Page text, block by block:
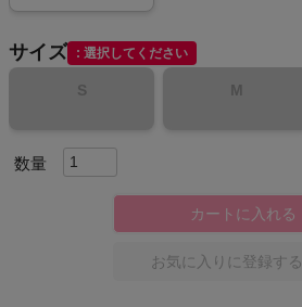
メンズスポーツウェア
レディーススポーツウェア
サイズ 選択してください
S M
カートに入れる
お気に入りに登録する